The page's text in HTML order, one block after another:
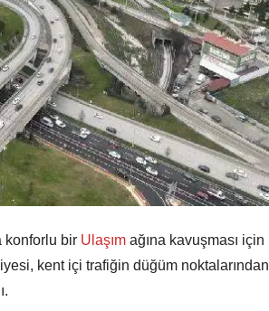
konforlu bir Ulaşım ağına kavuşması için
kent içi trafiğin düğüm noktalarından